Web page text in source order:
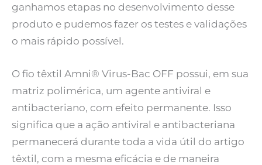
ganhamos etapas no desenvolvimento desse
produto e pudemos fazer os testes e validações
o mais rápido possível.
O fio têxtil Amni® Virus-Bac OFF possui, em sua
matriz polimérica, um agente antiviral e
antibacteriano, com efeito permanente. Isso
significa que a ação antiviral e antibacteriana
permanecerá durante toda a vida útil do artigo
têxtil, com a mesma eficácia e de maneira